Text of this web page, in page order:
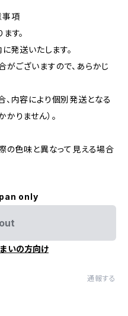
事項
す。
発送いたします。
ございますので、あらかじ
、内容により個別発送となる
りません）。
の色味と異なって見える場合
only
いの方向け
通報する